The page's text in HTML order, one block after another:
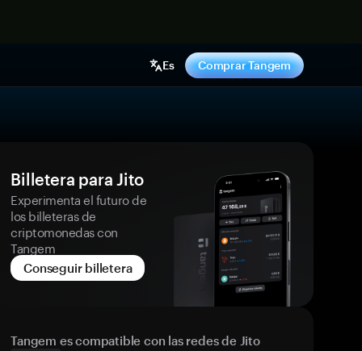
Es Comprar Tangem
Billetera para Jito
Experimenta el futuro de
los billeteras de
criptomonedas con
Tangem
Conseguir billetera
Tangem es compatible con las redes de Jito